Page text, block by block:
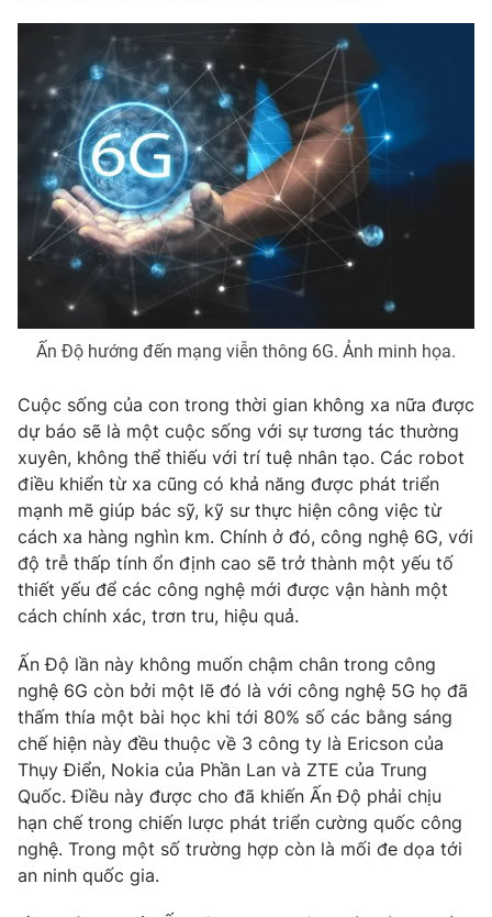
Video Shorts video
VTV Money VTV Thể thao
VTV Sức khoẻ Bất động sản
Thị trường 24h Tấm lòng Việt
VTV4 Vươn mình bằng AI
VTV9 VTV8
Liên hệ tòa soạn English
THỜI BÁO VTV
Cơ quan chủ quản: Đài Truyền hình Việt Nam
Cơ quan báo chí: Thời báo VTV
Giấy phép hoạt động báo in và báo điện tử số 483/GP-BTTTT
cấp ngày 29/12/2023
Tổng Biên tập:
Vũ Thanh Thủy
Phó Tổng Biên tập: Nguyễn Thị Mỹ Hạnh, Phạm Quốc Thắng,
Nguyễn Trọng Ninh
Ấn Độ hướng đến mạng viễn thông 6G. Ảnh minh họa.
Cuộc sống của con trong thời gian không xa nữa được
dự báo sẽ là một cuộc sống với sự tương tác thường
xuyên, không thể thiếu với trí tuệ nhân tạo. Các robot
điều khiển từ xa cũng có khả năng được phát triển
mạnh mẽ giúp bác sỹ, kỹ sư thực hiện công việc từ
cách xa hàng nghìn km. Chính ở đó, công nghệ 6G, với
độ trễ thấp tính ổn định cao sẽ trở thành một yếu tố
thiết yếu để các công nghệ mới được vận hành một
cách chính xác, trơn tru, hiệu quả.
Ấn Độ lần này không muốn chậm chân trong công
nghệ 6G còn bởi một lẽ đó là với công nghệ 5G họ đã
thấm thía một bài học khi tới 80% số các bằng sáng
chế hiện này đều thuộc về 3 công ty là Ericson của
Thụy Điển, Nokia của Phần Lan và ZTE của Trung
Quốc. Điều này được cho đã khiến Ấn Độ phải chịu
hạn chế trong chiến lược phát triển cường quốc công
nghệ. Trong một số trường hợp còn là mối đe dọa tới
an ninh quốc gia.